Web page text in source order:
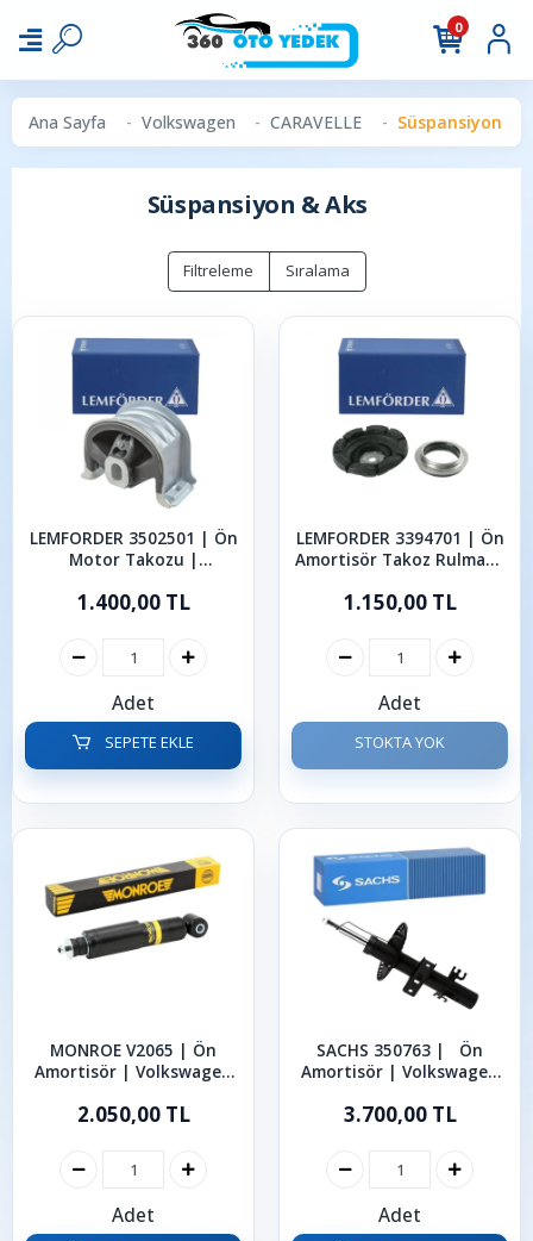
0
Ana Sayfa Volkswagen CARAVELLE Süspansiyon &
Süspansiyon & Aks
Filtreleme Sıralama
LEMFORDER 3502501 | Ön
Motor Takozu |
Caravelle 1.9-2.0 TDI 2003-
1.400,00 TL
Adet
SEPETE EKLE
LEMFORDER 3394701 | Ön
Amortisör Takoz Rulmanlı
Caravelle 2003-2015
1.150,00 TL
Adet
STOKTA YOK
MONROE V2065 | Ön
Amortisör | Volkswagen
1990 - 2003
2.050,00 TL
Adet
SACHS 350763 | Ön
Amortisör | Volkswagen
2003-2019
3.700,00 TL
Adet